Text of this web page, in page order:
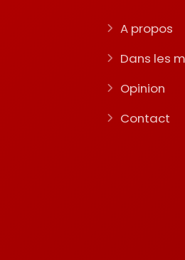
A propos
Dans les
Opinion
Contact